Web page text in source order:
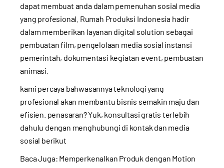
dapat membuat anda dalam pemenuhan sosial media
yang profesional. Rumah Produksi Indonesia hadir
dalam memberikan layanan digital solution sebagai
pembuatan film, pengelolaan media sosial instansi
pemerintah, dokumentasi kegiatan event, pembuatan
animasi.
kami percaya bahwasannya teknologi yang
profesional akan membantu bisnis semakin maju dan
efisien. penasaran? Yuk, konsultasi gratis terlebih
dahulu dengan menghubungi di kontak dan media
sosial berikut
Baca Juga: Memperkenalkan Produk dengan Motion